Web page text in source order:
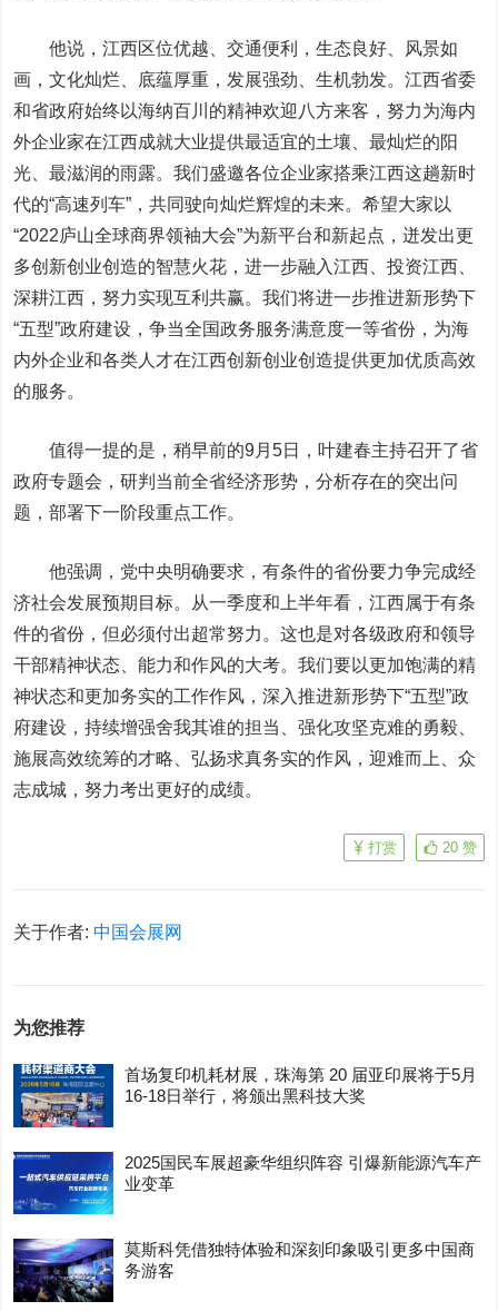
他说，江西区位优越、交通便利，生态良好、风景如
画，文化灿烂、底蕴厚重，发展强劲、生机勃发。江西省委
和省政府始终以海纳百川的精神欢迎八方来客，努力为海内
外企业家在江西成就大业提供最适宜的土壤、最灿烂的阳
光、最滋润的雨露。我们盛邀各位企业家搭乘江西这趟新时
代的“高速列车”，共同驶向灿烂辉煌的未来。希望大家以
“2022庐山全球商界领袖大会”为新平台和新起点，迸发出更
多创新创业创造的智慧火花，进一步融入江西、投资江西、
深耕江西，努力实现互利共赢。我们将进一步推进新形势下
“五型”政府建设，争当全国政务服务满意度一等省份，为海
内外企业和各类人才在江西创新创业创造提供更加优质高效
的服务。
值得一提的是，稍早前的9月5日，叶建春主持召开了省
政府专题会，研判当前全省经济形势，分析存在的突出问
题，部署下一阶段重点工作。
他强调，党中央明确要求，有条件的省份要力争完成经
济社会发展预期目标。从一季度和上半年看，江西属于有条
件的省份，但必须付出超常努力。这也是对各级政府和领导
干部精神状态、能力和作风的大考。我们要以更加饱满的精
神状态和更加务实的工作作风，深入推进新形势下“五型”政
府建设，持续增强舍我其谁的担当、强化攻坚克难的勇毅、
施展高效统筹的才略、弘扬求真务实的作风，迎难而上、众
志成城，努力考出更好的成绩。
20 赞
打赏
关于作者:中国会展网
为您推荐
首场复印机耗材展，珠海第 20 届亚印展将于5月
16-18日举行，将颁出黑科技大奖
2025国民车展超豪华组织阵容 引爆新能源汽车产
业变革
莫斯科凭借独特体验和深刻印象吸引更多中国商
务游客